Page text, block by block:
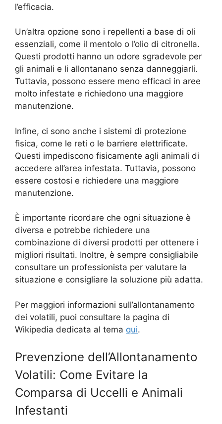
l’efficacia.
Un’altra opzione sono i repellenti a base di oli
essenziali, come il mentolo o l’olio di citronella.
Questi prodotti hanno un odore sgradevole per
gli animali e li allontanano senza danneggiarli.
Tuttavia, possono essere meno efficaci in aree
molto infestate e richiedono una maggiore
manutenzione.
Infine, ci sono anche i sistemi di protezione
fisica, come le reti o le barriere elettrificate.
Questi impediscono fisicamente agli animali di
accedere all’area infestata. Tuttavia, possono
essere costosi e richiedere una maggiore
manutenzione.
È importante ricordare che ogni situazione è
diversa e potrebbe richiedere una
combinazione di diversi prodotti per ottenere i
migliori risultati. Inoltre, è sempre consigliabile
consultare un professionista per valutare la
situazione e consigliare la soluzione più adatta.
Per maggiori informazioni sull’allontanamento
dei volatili, puoi consultare la pagina di
Wikipedia dedicata al tema qui.
Prevenzione dell’Allontanamento
Volatili: Come Evitare la
Comparsa di Uccelli e Animali
Infestanti